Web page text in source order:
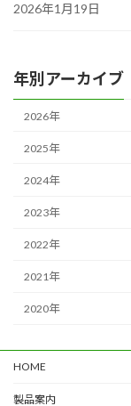
2026年1月19日
年別アーカイブ
2026年
2025年
2024年
2023年
2022年
2021年
2020年
HOME
製品案内